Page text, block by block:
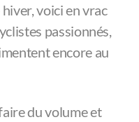
voici en vrac
passionnés,
encore au
du volume et